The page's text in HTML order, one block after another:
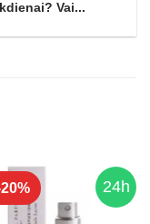
Vai...
24h